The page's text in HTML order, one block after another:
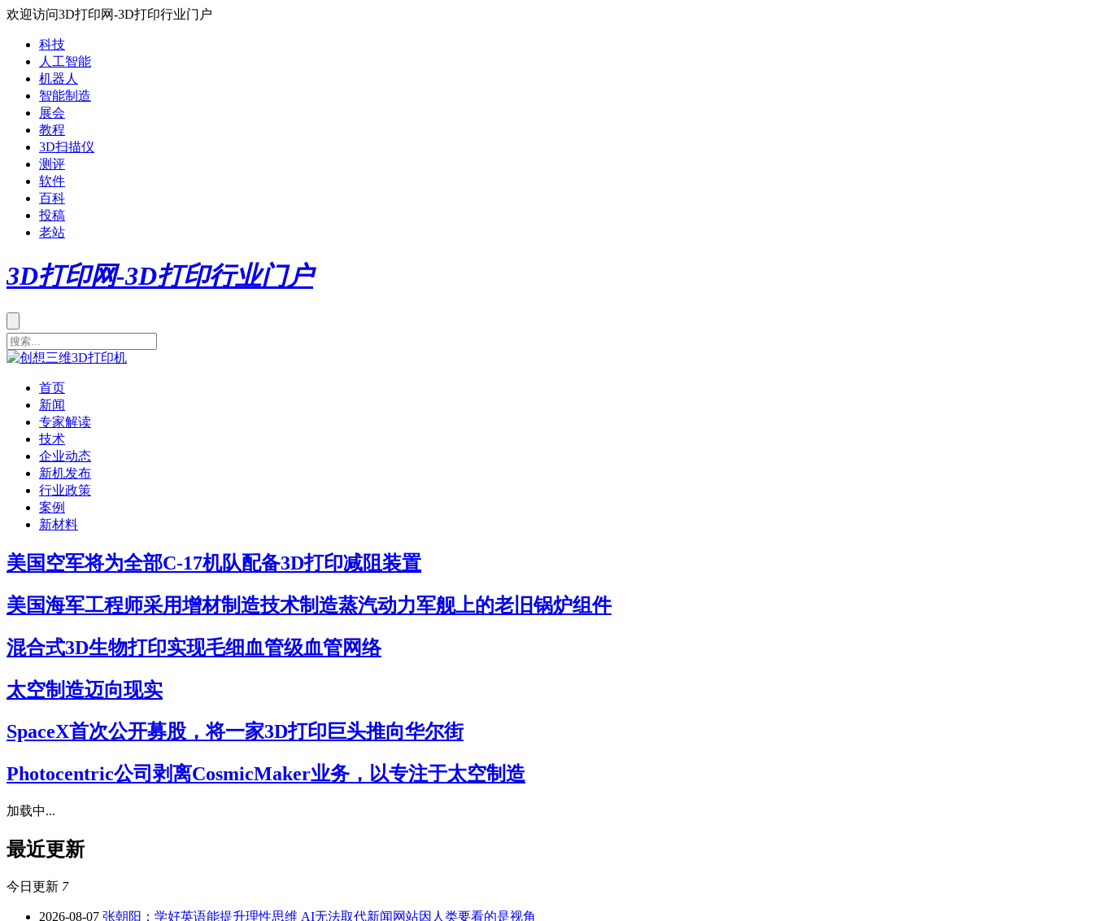
欢迎访问3D打印网-3D打印行业门户
科技
人工智能
机器人
智能制造
展会
教程
3D扫描仪
测评
软件
百科
投稿
老站
3D打印网-3D打印行业门户
首页
新闻
专家解读
技术
企业动态
新机发布
行业政策
案例
新材料
美国空军将为全部C-17机队配备3D打印减阻装置
美国海军工程师采用增材制造技术制造蒸汽动力军舰上的老旧锅炉组件
混合式3D生物打印实现毛细血管级血管网络
太空制造迈向现实
SpaceX首次公开募股，将一家3D打印巨头推向华尔街
Photocentric公司剥离CosmicMaker业务，以专注于太空制造
加载中...
最近更新
今日更新 7
2026-08-07 张朝阳：学好英语能提升理性思维 AI无法取代新闻网站因人类要看的是视角